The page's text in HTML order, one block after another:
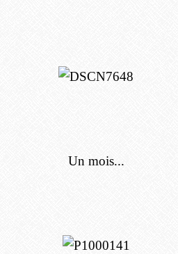
Un mois...